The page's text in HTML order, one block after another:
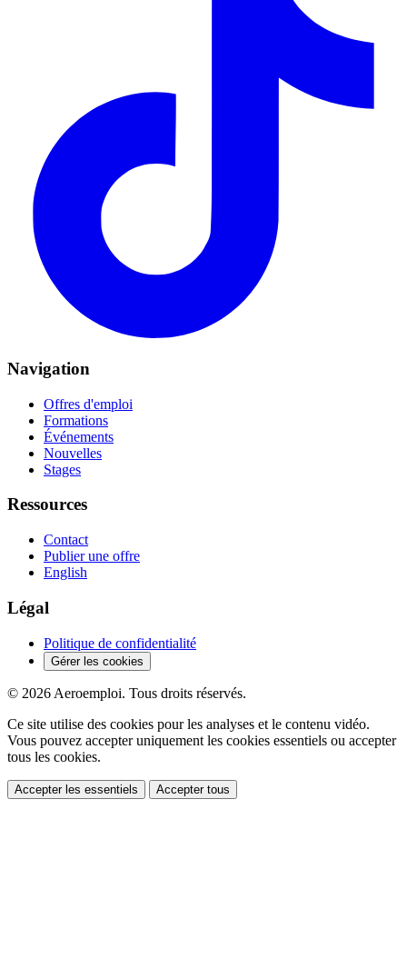
Navigation
Offres d'emploi
Formations
Événements
Nouvelles
Stages
Ressources
Contact
Publier une offre
English
Légal
Politique de confidentialité
Gérer les cookies
© 2026 Aeroemploi. Tous droits réservés.
Ce site utilise des cookies pour les analyses et le contenu vidéo.
Vous pouvez accepter uniquement les cookies essentiels ou accepter
tous les cookies.
Accepter les essentiels Accepter tous